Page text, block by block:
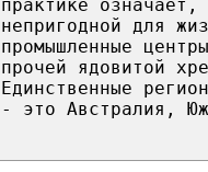
практике означает,
непригодной для
промышленные
прочей ядовитой
Единственные
- это Австралия,